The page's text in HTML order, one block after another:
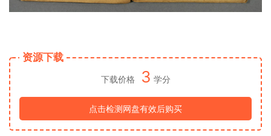
资源下载
下载价格 3 学分
点击检测网盘有效后购买